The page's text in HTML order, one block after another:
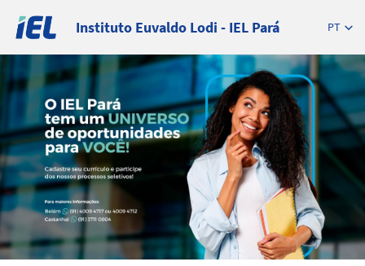
Instituto Euvaldo Lodi - IEL Pará PT